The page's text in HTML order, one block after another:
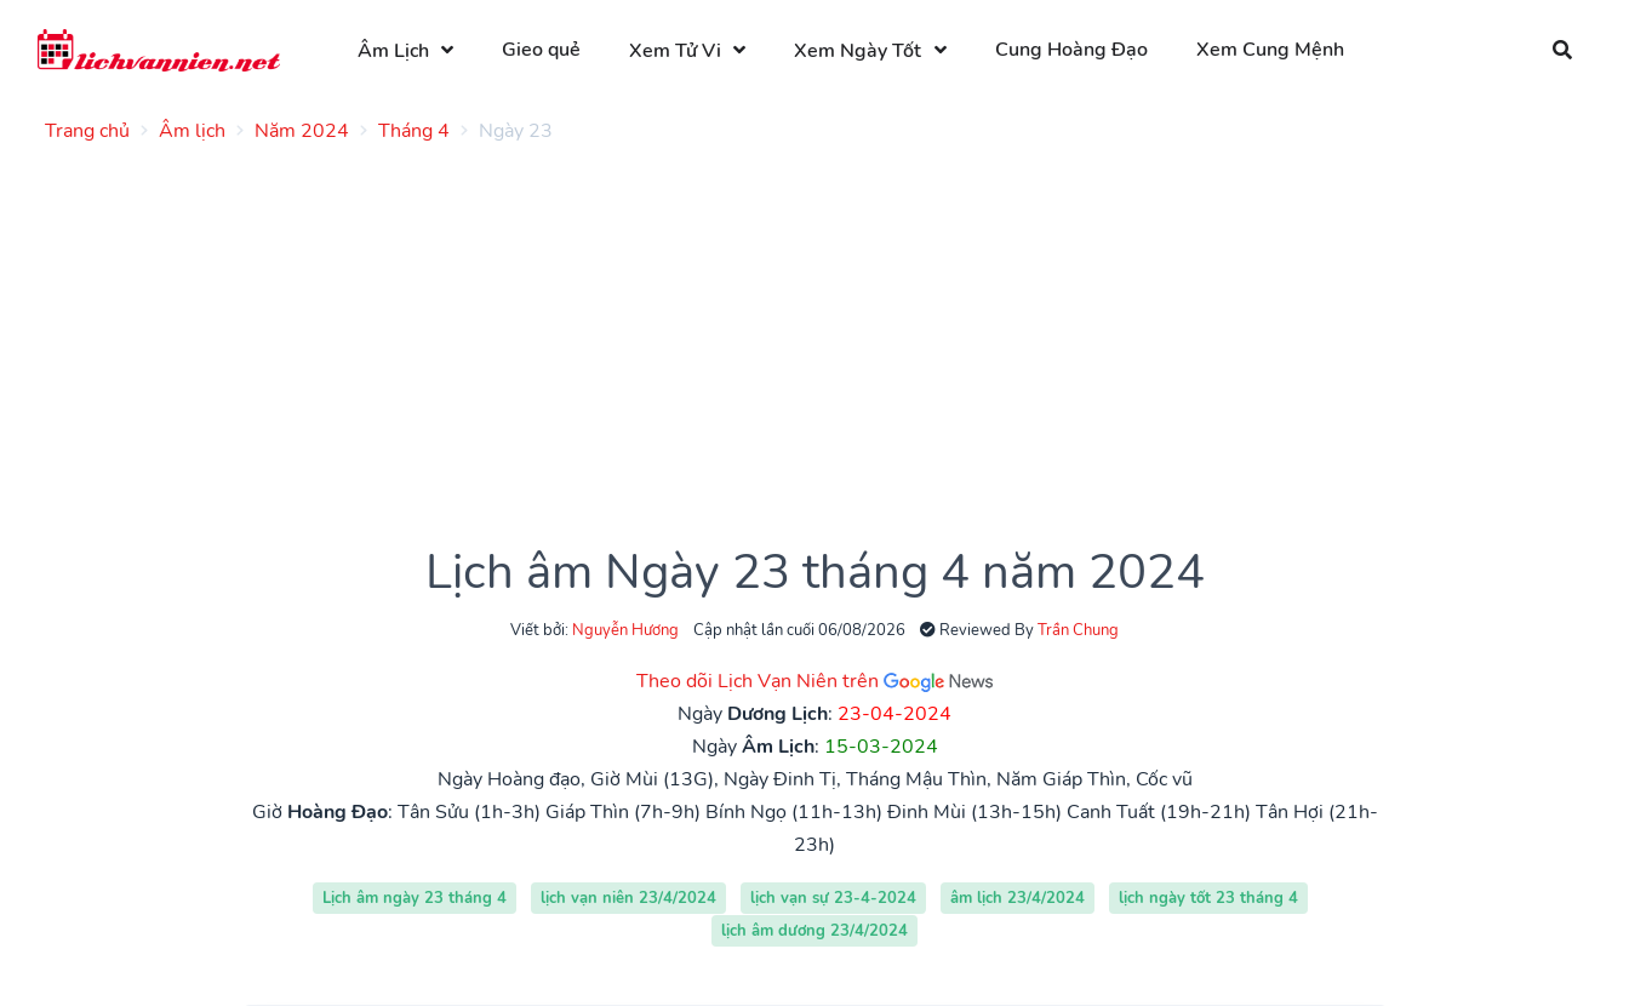
Âm Lịch Gieo quẻ Xem Tử Vi Xem Ngày Tốt Cung Hoàng Đạo Xem Cung Mệnh
Trang chủ Âm lịch Năm 2024 Tháng 4 Ngày 23
Lịch âm Ngày 23 tháng 4 năm 2024
Viết bởi: Nguyễn Hương Cập nhật lần cuối 06/08/2026 Reviewed ByTrần Chung
Theo dõi Lịch Vạn Niên trên
Ngày Dương Lịch: 23-04-2024
NgàyÂm Lịch: 15-03-2024
Ngày Hoàng đạo, Giờ Mùi (13G), Ngày Đinh Tị, Tháng Mậu Thìn, Năm Giáp Thìn, Cốc vũ
Giờ Hoàng Đạo: Tân Sửu (1h-3h) Giáp Thìn (7h-9h) Bính Ngọ (11h-13h) Đinh Mùi (13h-15h) Canh Tuất (19h-21h) Tân Hợi (21h-
23h)
Lịch âm ngày 23 tháng 4 lịch vạn niên 23/4/2024 lịch vạn sự 23-4-2024 âm lịch 23/4/2024
lịch ngày tốt 23 tháng 4
lịch âm dương 23/4/2024